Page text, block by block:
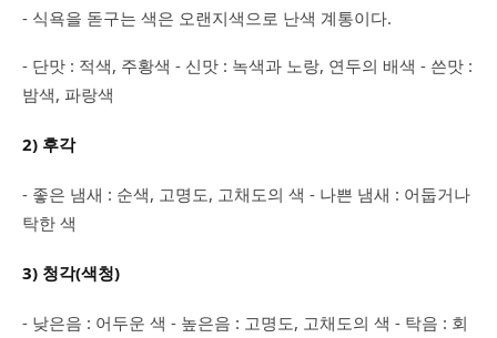
- 식욕을 돋구는 색은 오랜지색으로 난색 계통이다.
- 단맛 : 적색, 주황색 - 신맛 : 녹색과 노랑, 연두의 배색 - 쓴맛 :
밤색, 파랑색
2) 후각
- 좋은 냄새 : 순색, 고명도, 고채도의 색 - 나쁜 냄새 : 어둡거나
탁한 색
3) 청각(색청)
- 낮은음 : 어두운 색 - 높은음 : 고명도, 고채도의 색 - 탁음 : 회